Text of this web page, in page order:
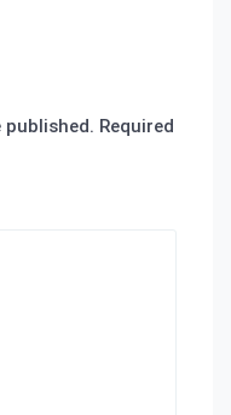
published. Required